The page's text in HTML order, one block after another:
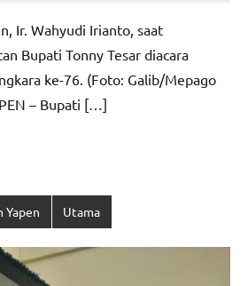
Ir. Wahyudi Irianto, saat
Bupati Tonny Tesar diacara
ke-76. (Foto: Galib/Mepago
– Bupati […]
Yapen Utama